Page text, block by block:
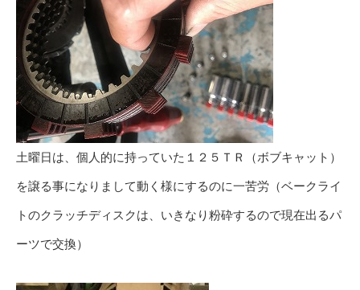
土曜日は、個人的に持っていた１２５ＴＲ（ボブキャット）
を譲る事になりまして動く様にするのに一苦労（ベークライ
トのクラッチディスクは、いきなり粉砕するので現在出るパ
ーツで交換）